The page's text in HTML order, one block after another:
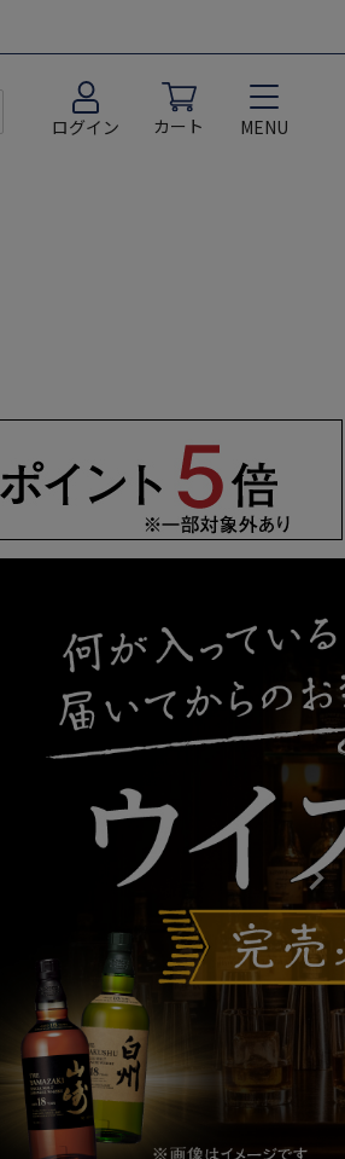
ログイン カート MENU